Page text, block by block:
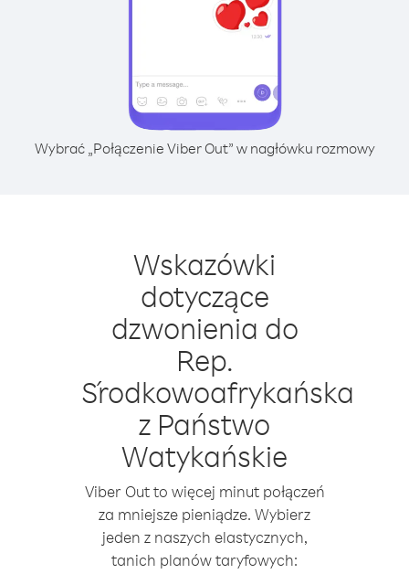
Wybrać „Połączenie Viber Out” w nagłówku rozmowy
Wskazówki
dotyczące
dzwonienia do
Rep.
Środkowoafrykańska
z Państwo
Watykańskie
Viber Out to więcej minut połączeń
za mniejsze pieniądze. Wybierz
jeden z naszych elastycznych,
tanich planów taryfowych: